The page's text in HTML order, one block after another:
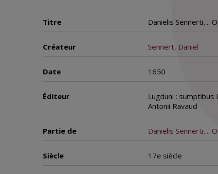
Titre Danielis Sennerti,...
Créateur Sennert, Daniel
Date 1650
Éditeur
Lugduni : sumptibus
Antonii Ravaud
Partie de Danielis Sennerti,...
Siècle 17e siècle